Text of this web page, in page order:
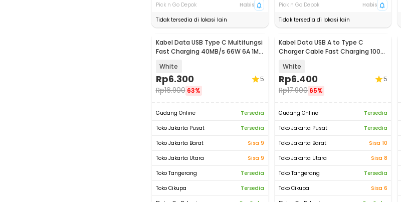
Pick n Go Depok
Habis
Tidak tersedia di lokasi lain
Pick n Go Depok
Habis
Tidak tersedia di lokasi lain
Kabel Data USB Type C Multifungsi
Fast Charging 40MB/s 66W 6A 1M -
White
Rp6.300
Rp16.900 63%
5
Gudang Online
Tersedia
Toko Jakarta Pusat
Tersedia
Toko Jakarta Barat
Sisa 9
Toko Jakarta Utara
Sisa 9
Toko Tangerang
Tersedia
Toko Cikupa
Tersedia
Kabel Data USB A to Type C
Charger Cable Fast Charging 100W
White
Rp6.400
Rp17.900 65%
5
Gudang Online
Tersedia
Toko Jakarta Pusat
Tersedia
Toko Jakarta Barat
Sisa 10
Toko Jakarta Utara
Sisa 8
Toko Tangerang
Tersedia
Toko Cikupa
Sisa 6